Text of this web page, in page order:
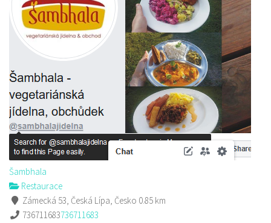
Šambhala
Restaurace
Zámecká 53, Česká Lípa, Česko 0.85 km
736711683736711683